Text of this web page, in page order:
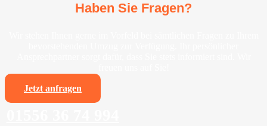
Haben Sie Fragen?
Jetzt anfragen